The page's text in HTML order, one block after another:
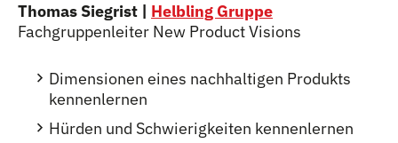
Thomas Siegrist | Helbling Gruppe
Fachgruppenleiter New Product Visions
Dimensionen eines nachhaltigen Produkts
kennenlernen
Hürden und Schwierigkeiten kennenlernen